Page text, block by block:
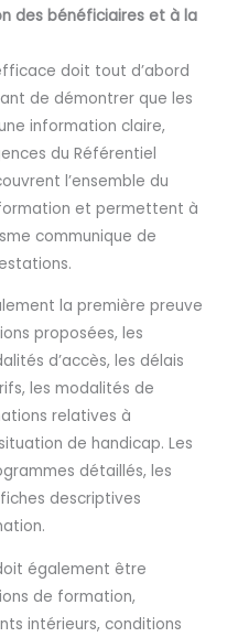
des bénéficiaires et à la
doit tout d’abord
de démontrer que les
information claire,
du Référentiel
l’ensemble du
et permettent à
communique de
la première preuve
proposées, les
d’accès, les délais
les modalités de
relatives à
de handicap. Les
détaillés, les
descriptives
également être
de formation,
intérieurs, conditions